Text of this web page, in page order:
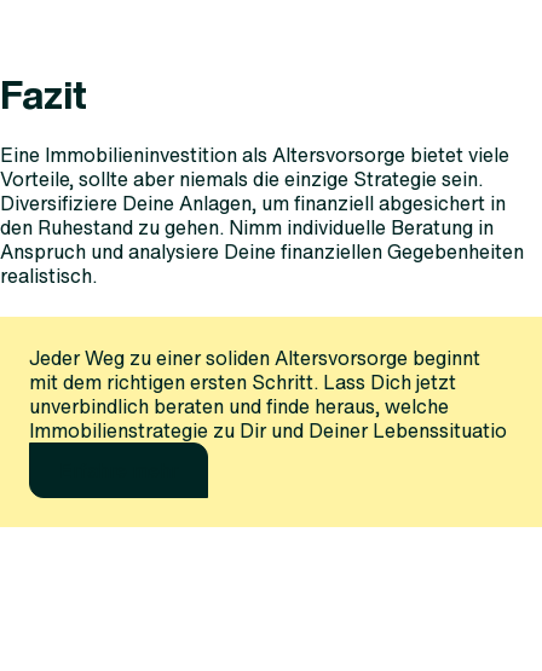
Fazit
Eine Immobilieninvestition als Altersvorsorge bietet viele
Vorteile, sollte aber niemals die einzige Strategie sein.
Diversifiziere Deine Anlagen, um finanziell abgesichert in
den Ruhestand zu gehen. Nimm individuelle Beratung in
Anspruch und analysiere Deine finanziellen Gegebenheiten
realistisch.
Jeder Weg zu einer soliden Altersvorsorge beginnt
mit dem richtigen ersten Schritt. Lass Dich jetzt
unverbindlich beraten und finde heraus, welche
Immobilienstrategie zu Dir und Deiner Lebenssituatio